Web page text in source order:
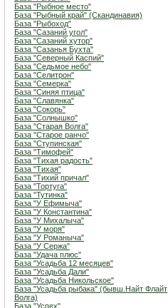
База "Рыбное место"
База "Рыбный край" (Скандинавия)
База "Рыбоход"
База "Сазаний угол"
База "Сазаний хутор"
База "Сазанья Бухта"
База "Северный Каспий"
База "Седьмое небо"
База "Селитрон"
База "Семерка"
База "Синяя птица"
База "Славянка"
База "Сокорь"
База "Солнышко"
База "Старая Волга"
База "Старое ранчо"
База "Ступинская"
База "Тимофей"
База "Тихая радость"
База "Тихая"
База "Тихий причал"
База "Тортуга"
База "Тутинка"
База "У Ефимыча"
База "У Константина"
База "У Михалыча"
База "У моря"
База "У Романыча"
База "У Сержа"
База "Удача плюс"
База "Усадьба 12 месяцев"
База "Усадьба Дали"
База "Усадьба Никольское"
База "Усадьба рыбака" (бывш.Найт Флайт
Волга)
База "Успех"